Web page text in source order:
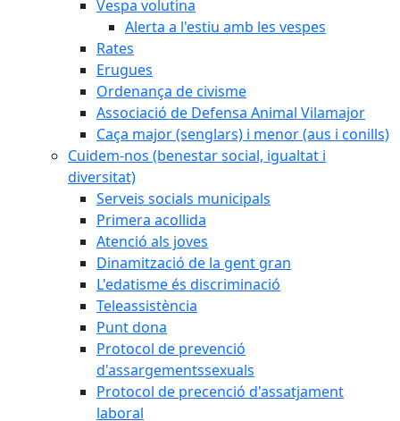
Vespa volutina
Alerta a l'estiu amb les vespes
Rates
Erugues
Ordenança de civisme
Associació de Defensa Animal Vilamajor
Caça major (senglars) i menor (aus i conills)
Cuidem-nos (benestar social, igualtat i
diversitat)
Serveis socials municipals
Primera acollida
Atenció als joves
Dinamització de la gent gran
L'edatisme és discriminació
Teleassistència
Punt dona
Protocol de prevenció
d'assargementssexuals
Protocol de precenció d'assatjament
laboral